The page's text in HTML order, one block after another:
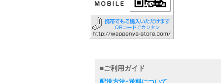
■ご利用ガイド